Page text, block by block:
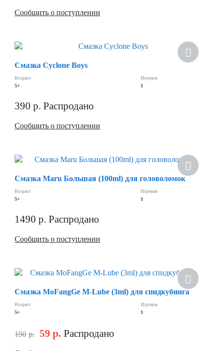
Сообщить о поступлении
Смазка Cyclone Boys
Возраст
5+
Игроков
1
390 р. Распродано
Сообщить о поступлении
Смазка Maru Большая (100ml) для головоломок
Возраст
5+
Игроков
1
1490 р. Распродано
Сообщить о поступлении
Смазка MoFangGe M-Lube (3ml) для спидкубинга
Возраст
5+
Игроков
1
190 р. 59 р. Распродано